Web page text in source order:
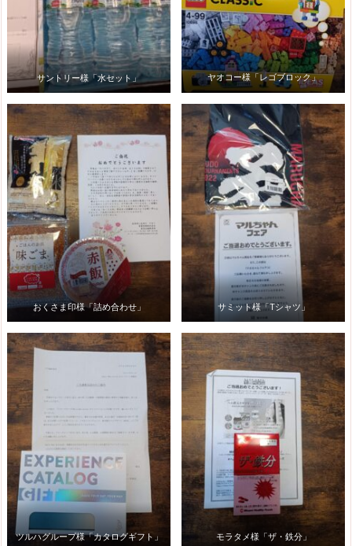
サントリー様「水セット」 ヤオコー様「レゴブロック」
おくさま印様「詰め合わせ」 サミット様「Tシャツ」
ツルハグループ様「カタログギフト」 モラタメ様「ザ・鉄分」